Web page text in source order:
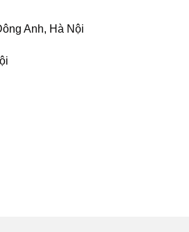
Anh, Hà Nội